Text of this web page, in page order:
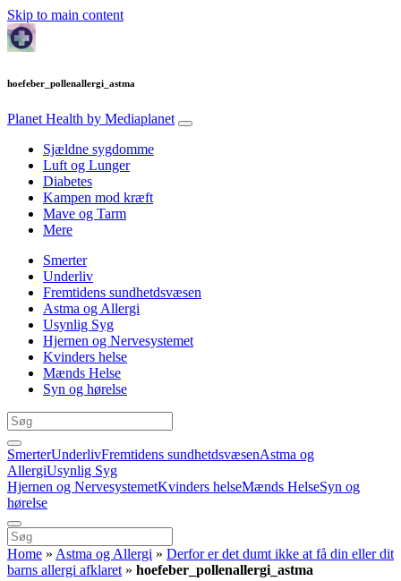
Skip to main content
hoefeber_pollenallergi_astma
Planet Health by Mediaplanet
Sjældne sygdomme
Luft og Lunger
Diabetes
Kampen mod kræft
Mave og Tarm
Mere
Smerter
Underliv
Fremtidens sundhetdsvæsen
Astma og Allergi
Usynlig Syg
Hjernen og Nervesystemet
Kvinders helse
Mænds Helse
Syn og hørelse
SmerterUnderlivFremtidens sundhetdsvæsenAstma og
AllergiUsynlig Syg
Hjernen og NervesystemetKvinders helseMænds HelseSyn og
hørelse
Home » Astma og Allergi » Derfor er det dumt ikke at få din eller dit
barns allergi afklaret » hoefeber_pollenallergi_astma